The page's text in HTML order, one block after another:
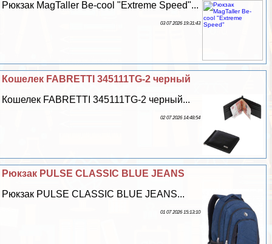
Рюкзак MagTaller Be-cool "Extreme Speed"...
03 07 2026 19:31:43
Кошелек FABRETTI 345111TG-2 черный
Кошелек FABRETTI 345111TG-2 черный...
02 07 2026 14:48:54
Рюкзак PULSE CLASSIC BLUE JEANS
Рюкзак PULSE CLASSIC BLUE JEANS...
01 07 2026 15:13:10